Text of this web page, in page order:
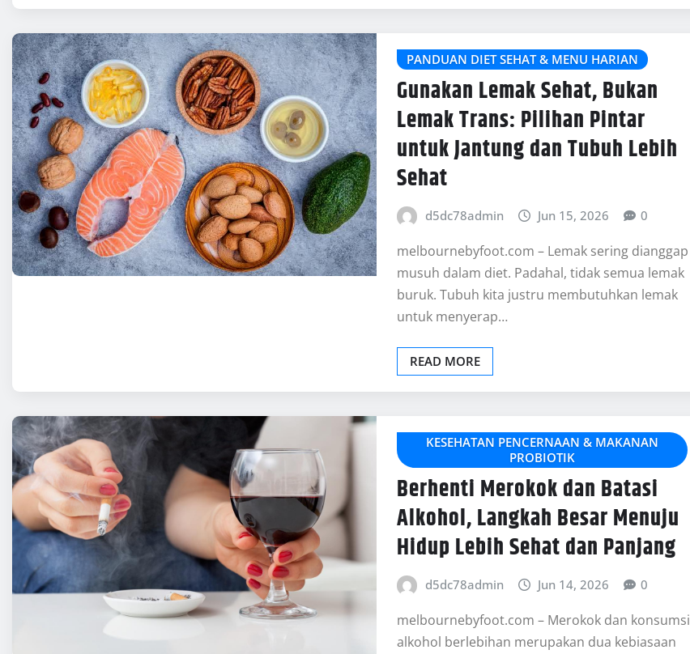
PANDUAN DIET SEHAT & MENU HARIAN
Gunakan Lemak Sehat, Bukan
Lemak Trans: Pilihan Pintar
untuk Jantung dan Tubuh Lebih
Sehat
d5dc78admin Jun 15, 2026 0
melbournebyfoot.com – Lemak sering dianggap
musuh dalam diet. Padahal, tidak semua lemak
buruk. Tubuh kita justru membutuhkan lemak
untuk menyerap…
READ MORE
KESEHATAN PENCERNAAN & MAKANAN
PROBIOTIK
Berhenti Merokok dan Batasi
Alkohol, Langkah Besar Menuju
Hidup Lebih Sehat dan Panjang
d5dc78admin Jun 14, 2026 0
melbournebyfoot.com – Merokok dan konsumsi
alkohol berlebihan merupakan dua kebiasaan